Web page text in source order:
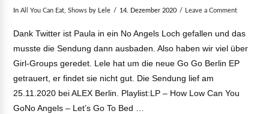
InAll You Can Eat ,Shows by Lele 14. Dezember 2020 Leave a Comment
Dank Twitter ist Paula in ein No Angels Loch gefallen und das
musste die Sendung dann ausbaden. Also haben wir viel über
Girl-Groups geredet. Lele hat um die neue Go Go Berlin EP
getrauert, er findet sie nicht gut. Die Sendung lief am
25.11.2020 bei ALEX Berlin. Playlist:LP – How Low Can You
GoNo Angels – Let’s Go To Bed …